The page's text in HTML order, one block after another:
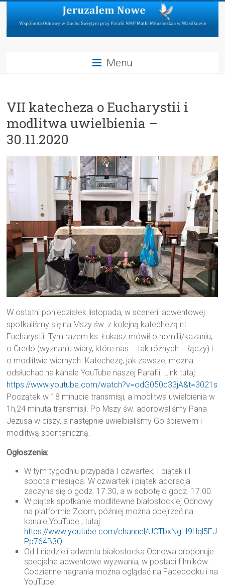
Skip
content
Jeruzalem
Odnowy
Duchu
Świętym
Parafii
NMP
Matki
Miłosierdzia
Wasilkowie
Menu
VII katecheza o Eucharystii i
modlitwa uwielbienia –
30.11.2020
W ostatni poniedziałek listopada, w scenerii adwentowej
spotkaliśmy się na Mszy św. z kolejną katechezą nt.
Eucharystii. Tym razem ks. Łukasz mówił o homilii/kazaniu,
o Credo (wyznaniu wiary, które nas – tak różnych – łączy) i
o modlitwie wiernych. Katechezę, jak zawsze, można
odsłuchać na kanale YouTube naszej Parafii. Link tutaj:
https://www.youtube.com/watch?v=odG050c33jA&t=3021s
Początek w 18 minucie transmisji, a modlitwa uwielbienia w
1h,24 minuta transmisji. Po Mszy św. adorowaliśmy Pana
Jezusa w ciszy, a następnie uwielbialiśmy Go śpiewem i
modlitwą spontaniczną.
Ogłoszenia:
W tym tygodniu przypada I czwartek, I piątek i I
sobota miesiąca. W czwartek i piątek adoracja
zaczyna się o godz. 17.30, a w sobotę o godz. 17.00.
W piątek spotkanie modlitewne białostockiej Odnowy
na platformie Zoom, później można obejrzeć na
kanale YouTube , tutaj:
https://www.youtube.com/channel/UCTbxNgLI9Hql5EJ
Pp764B3Q
Od I niedzieli adwentu białostocka Odnowa proponuje
specjalne adwentowe wyzwania, w postaci filmików.
Codzienne nagrania można oglądać na Facebooku i na
YouTube.